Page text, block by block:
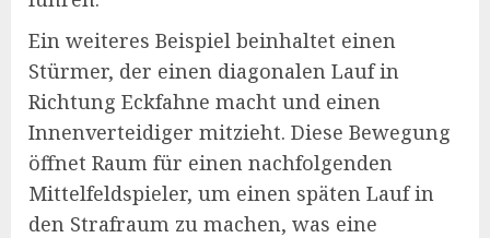
Ein weiteres Beispiel beinhaltet einen
Stürmer, der einen diagonalen Lauf in
Richtung Eckfahne macht und einen
Innenverteidiger mitzieht. Diese Bewegung
öffnet Raum für einen nachfolgenden
Mittelfeldspieler, um einen späten Lauf in
den Strafraum zu machen, was eine